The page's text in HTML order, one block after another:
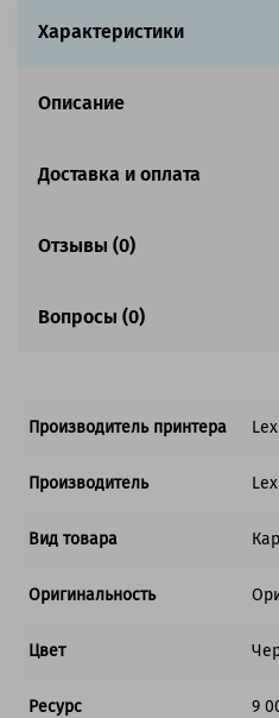
Вид товара:Картридж
Ресурс:9 000 страниц
Страна:Китай
Характеристики
Описание
Доставка и оплата
Отзывы (0)
Вопросы (0)
Производитель принтера
Производитель
Вид товара
Оригинальность
Цвет
Ресурс
9